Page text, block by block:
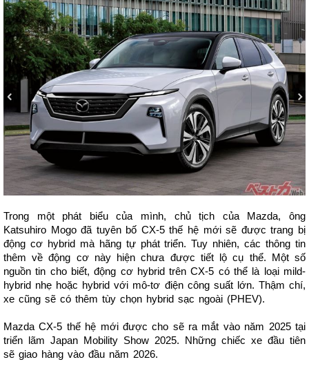
Trong một phát biểu của mình, chủ tịch của Mazda, ông
Katsuhiro Mogo đã tuyên bố CX-5 thế hệ mới sẽ được trang bị
động cơ hybrid mà hãng tự phát triển. Tuy nhiên, các thông tin
thêm về động cơ này hiện chưa được tiết lộ cụ thể. Một số
nguồn tin cho biết, động cơ hybrid trên CX-5 có thể là loại mild-
hybrid nhẹ hoặc hybrid với mô-tơ điện công suất lớn. Thậm chí,
xe cũng sẽ có thêm tùy chọn hybrid sạc ngoài (PHEV).
Mazda CX-5 thế hệ mới được cho sẽ ra mắt vào năm 2025 tại
triển lãm Japan Mobility Show 2025. Những chiếc xe đầu tiên
sẽ giao hàng vào đầu năm 2026.